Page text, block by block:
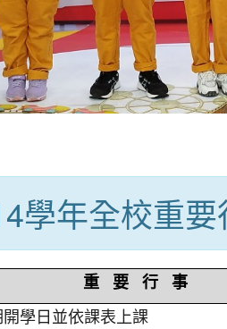
學年全校重要
重 要 行 事
開學日並依課表上課